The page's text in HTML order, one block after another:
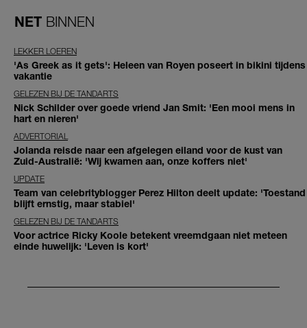
NET BINNEN
LEKKER LOEREN
'As Greek as it gets': Heleen van Royen poseert in bikini tijdens
vakantie
GELEZEN BIJ DE TANDARTS
Nick Schilder over goede vriend Jan Smit: 'Een mooi mens in
hart en nieren'
ADVERTORIAL
Jolanda reisde naar een afgelegen eiland voor de kust van
Zuid-Australië: 'Wij kwamen aan, onze koffers niet'
UPDATE
Team van celebrityblogger Perez Hilton deelt update: 'Toestand
blijft ernstig, maar stabiel'
GELEZEN BIJ DE TANDARTS
Voor actrice Ricky Koole betekent vreemdgaan niet meteen
einde huwelijk: 'Leven is kort'